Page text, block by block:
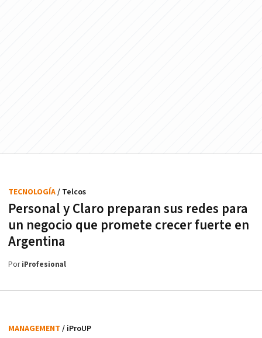
Personal y Claro preparan sus redes para
un negocio que promete crecer fuerte en
Argentina
TECNOLOGÍA/ Telcos
PoriProfesional
MANAGEMENT / iProUP